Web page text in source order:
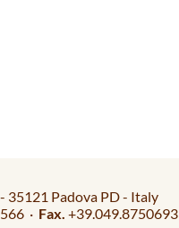
35121 Padova PD - Italy
· Fax. +39.049.8750693